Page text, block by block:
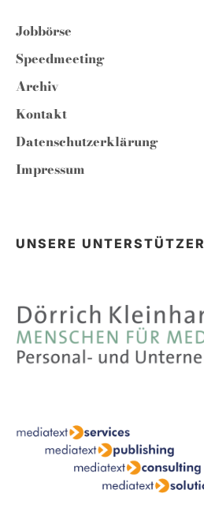
Jobbörse
Speedmeeting
Archiv
Kontakt
Datenschutzerklärung
Impressum
UNSERE UNTERSTÜTZER